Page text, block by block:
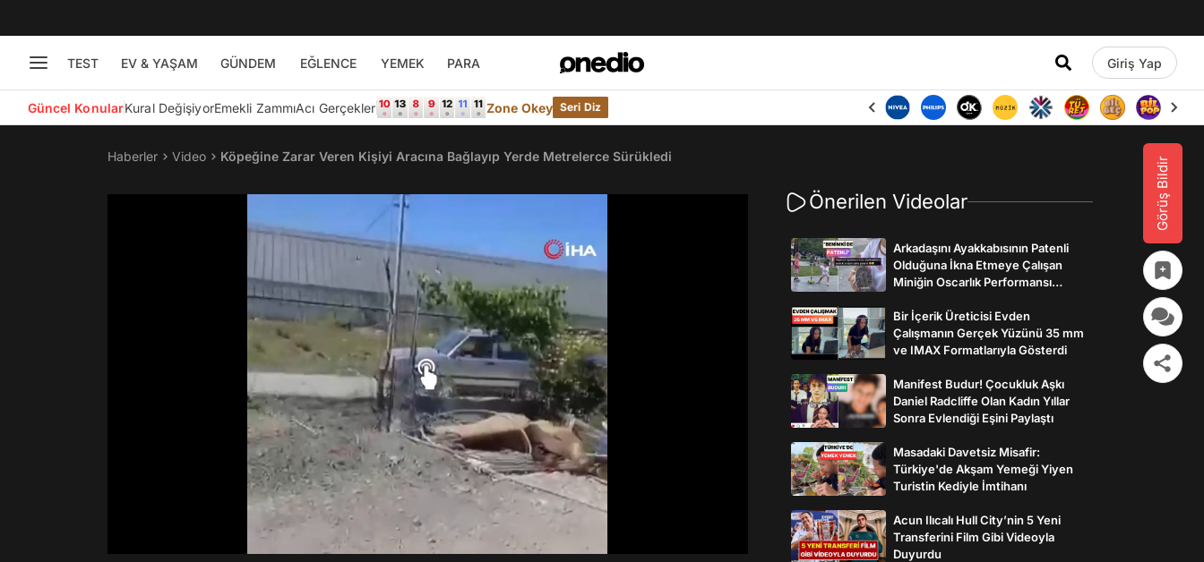
TEST EV & YAŞAM GÜNDEM EĞLENCE YEMEK PARA Giriş Yap
Güncel KonularKural DeğişiyorEmekli ZammıAcı Gerçekler Zone Okey Seri Diz
Görüş Bildir
Haberler Video Köpeğine Zarar Veren Kişiyi Aracına Bağlayıp Yerde Metrelerce Sürükledi
Önerilen Videolar
Arkadaşını Ayakkabısının Patenli
Olduğuna İkna Etmeye Çalışan
Miniğin Oscarlık Performansı
Bir İçerik Üreticisi Evden
Çalışmanın Gerçek Yüzünü 35 mm
ve IMAX Formatlarıyla Gösterdi
Manifest Budur! Çocukluk Aşkı
Daniel Radcliffe Olan Kadın Yıllar
Sonra Evlendiği Eşini Paylaştı
Masadaki Davetsiz Misafir:
Türkiye'de Akşam Yemeği Yiyen
Turistin Kediyle İmtihanı
Acun Ilıcalı Hull City’nin 5 Yeni
Transferini Film Gibi Videoyla
Duyurdu